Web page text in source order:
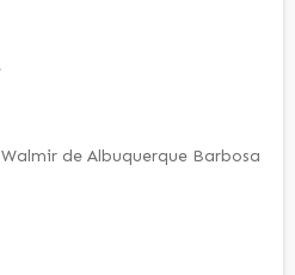
Walmir de Albuquerque Barbosa